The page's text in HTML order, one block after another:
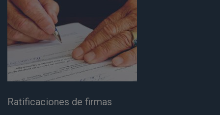
Ratificaciones de firmas